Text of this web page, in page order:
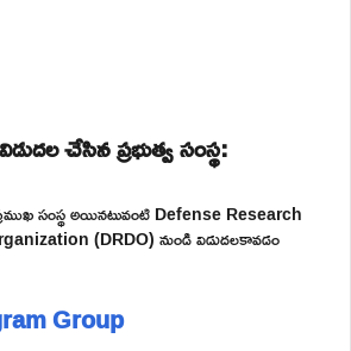
చేసిన ప్రభుత్వ సంస్థ:
సంస్థ అయినటువంటి Defense Research
(DRDO) నుండి విడుదలకావడం
Group